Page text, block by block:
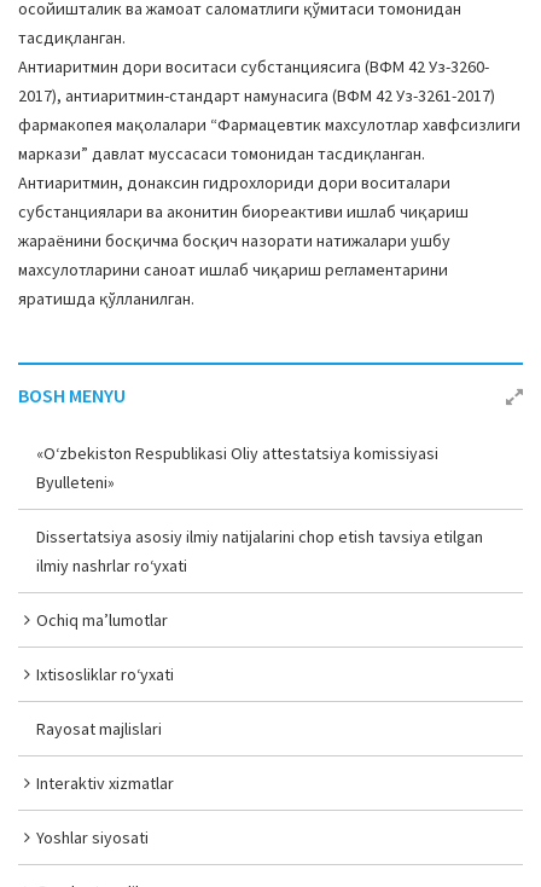
осойишталик ва жамоат саломатлиги қўмитаси томонидан
тасдиқланган.
Антиаритмин дори воситаси субстанциясига (ВФМ 42 Уз-3260-
2017), антиаритмин-стандарт намунасига (ВФМ 42 Уз-3261-2017)
фармакопея мақолалари “Фармацевтик махсулотлар хавфсизлиги
маркази” давлат муссасаси томонидан тасдиқланган.
Антиаритмин, донаксин гидрохлориди дори воситалари
субстанциялари ва аконитин биореактиви ишлаб чиқариш
жараёнини босқичма босқич назорати натижалари ушбу
махсулотларини саноат ишлаб чиқариш регламентарини
яратишда қўлланилган.
BOSH MENYU
«O‘zbekiston Respublikasi Oliy attestatsiya komissiyasi
Byulleteni»
Dissertatsiya asosiy ilmiy natijalarini chop etish tavsiya etilgan
ilmiy nashrlar ro‘yxati
Ochiq ma’lumotlar
Ixtisosliklar ro‘yxati
Rayosat majlislari
Interaktiv xizmatlar
Yoshlar siyosati